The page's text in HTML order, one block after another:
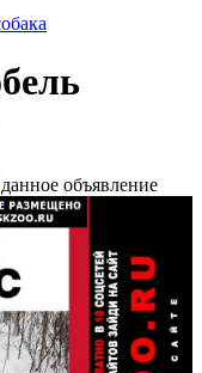
данное объявление